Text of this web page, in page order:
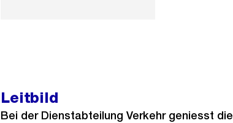
Leitbild
Bei der Dienstabteilung Verkehr geniesst